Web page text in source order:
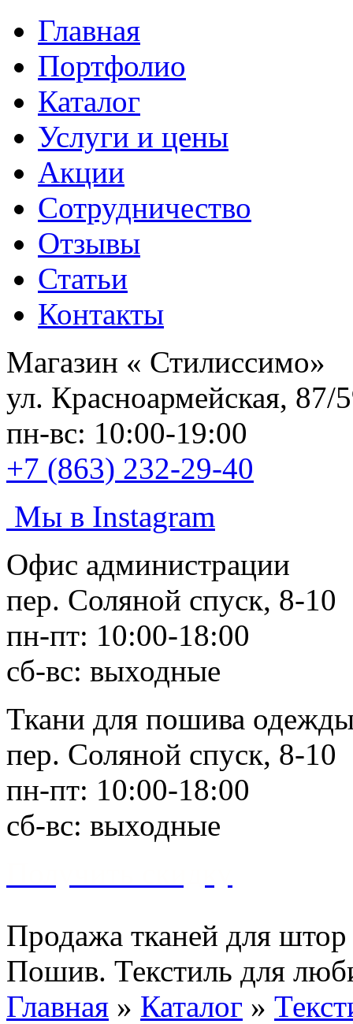
Главная
Портфолио
Каталог
Услуги и цены
Акции
Сотрудничество
Отзывы
Статьи
Контакты
Магазин « Стилиссимо»
ул. Красноармейская, 87/
пн-вс: 10:00-19:00
+7 (863) 232-29-40
Мы в Instagram
Офис администрации
пер. Соляной спуск, 8-10
пн-пт: 10:00-18:00
сб-вс: выходные
Ткани для пошива
пер. Соляной спуск, 8-10
пн-пт: 10:00-18:00
сб-вс: выходные
Продажа тканей для
Пошив. Текстиль для
Главная » Каталог »